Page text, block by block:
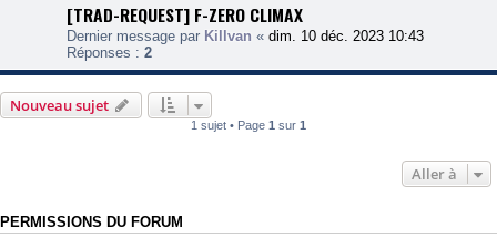
[TRAD-REQUEST] F-ZERO CLIMAX
Dernier message par Killvan « dim. 10 déc. 2023 10:43
Réponses : 2
Nouveau sujet
1 sujet • Page 1 sur 1
Aller à
PERMISSIONS DU FORUM